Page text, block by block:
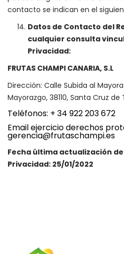
contacto se indican en el
Datos de Contacto del
cualquier consulta
Privacidad:
FRUTAS CHAMPI CANARIA, S.L
Dirección: Calle Subida al
Mayorazgo, 38110, Santa Cruz
Teléfonos: + 34 922 203 672
Email ejercicio derechos
gerencia@frutaschampi.es
Fecha última actualización
Privacidad: 25/01/2022